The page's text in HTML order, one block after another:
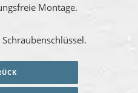
Montage.